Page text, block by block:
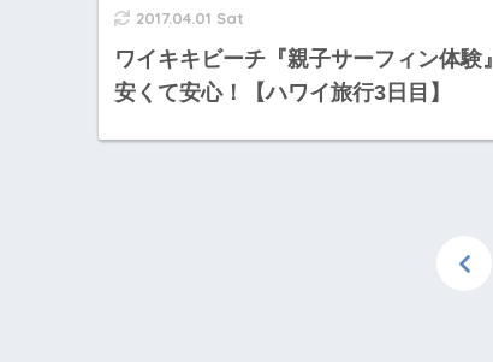
2017.04.01 Sat
ワイキキビーチ『親子サーフィン体験』
安くて安心！【ハワイ旅行3日目】